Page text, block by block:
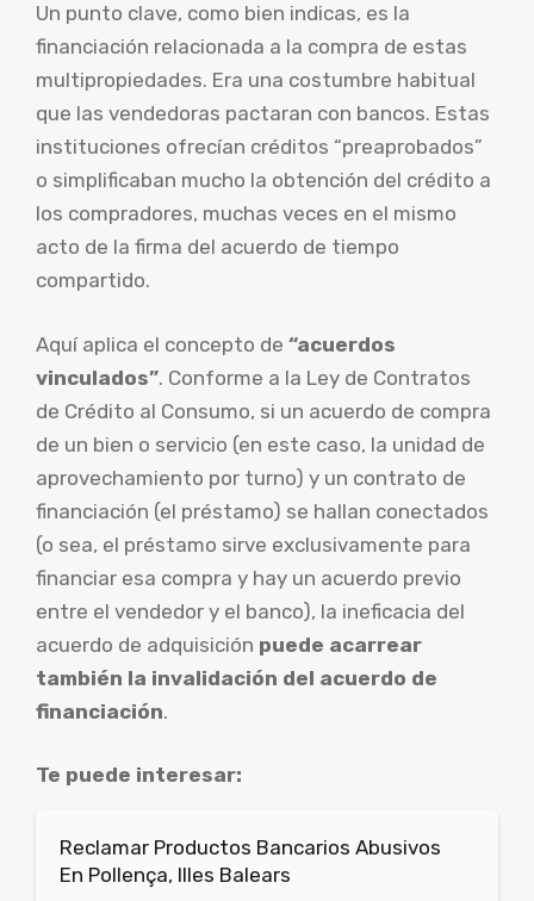
Un punto clave, como bien indicas, es la
financiación relacionada a la compra de estas
multipropiedades. Era una costumbre habitual
que las vendedoras pactaran con bancos. Estas
instituciones ofrecían créditos “preaprobados”
o simplificaban mucho la obtención del crédito a
los compradores, muchas veces en el mismo
acto de la firma del acuerdo de tiempo
compartido.
Aquí aplica el concepto de “acuerdos
vinculados”. Conforme a la Ley de Contratos
de Crédito al Consumo, si un acuerdo de compra
de un bien o servicio (en este caso, la unidad de
aprovechamiento por turno) y un contrato de
financiación (el préstamo) se hallan conectados
(o sea, el préstamo sirve exclusivamente para
financiar esa compra y hay un acuerdo previo
entre el vendedor y el banco), la ineficacia del
acuerdo de adquisición puede acarrear
también la invalidación del acuerdo de
financiación.
Te puede interesar:
Reclamar Productos Bancarios Abusivos
En Pollença, Illes Balears